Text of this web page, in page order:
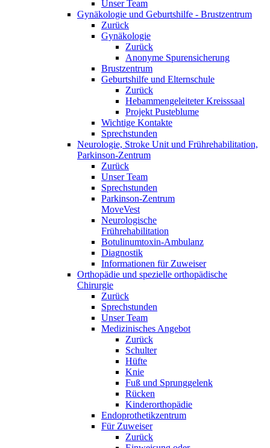
Unser Team
Gynäkologie und Geburtshilfe - Brustzentrum
Zurück
Gynäkologie
Zurück
Anonyme Spurensicherung
Brustzentrum
Geburtshilfe und Elternschule
Zurück
Hebammengeleiteter Kreisssaal
Projekt Pusteblume
Wichtige Kontakte
Sprechstunden
Neurologie, Stroke Unit und Frührehabilitation,
Parkinson-Zentrum
Zurück
Unser Team
Sprechstunden
Parkinson-Zentrum
MoveVest
Neurologische
Frührehabilitation
Botulinumtoxin-Ambulanz
Diagnostik
Informationen für Zuweiser
Orthopädie und spezielle orthopädische
Chirurgie
Zurück
Sprechstunden
Unser Team
Medizinisches Angebot
Zurück
Schulter
Hüfte
Knie
Fuß und Sprunggelenk
Rücken
Kinderorthopädie
Endoprothetikzentrum
Für Zuweiser
Zurück